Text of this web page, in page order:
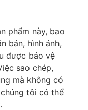
phẩm này, bao
bản, hình ảnh,
được bảo vệ
sao chép,
mà không có
tôi có thể